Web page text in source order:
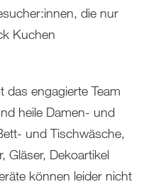
die nur
Kuchen
engagierte Team
heile Damen- und
und Tischwäsche,
Gläser, Dekoartikel
können leider nicht